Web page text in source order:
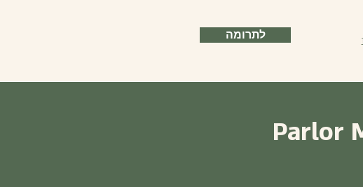
לתרומה
Parlor